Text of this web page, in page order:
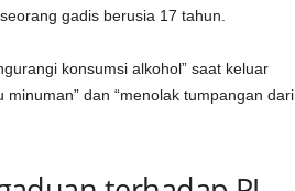
gadis berusia 17 tahun.
konsumsi alkohol” saat keluar
dan “menolak tumpangan dari